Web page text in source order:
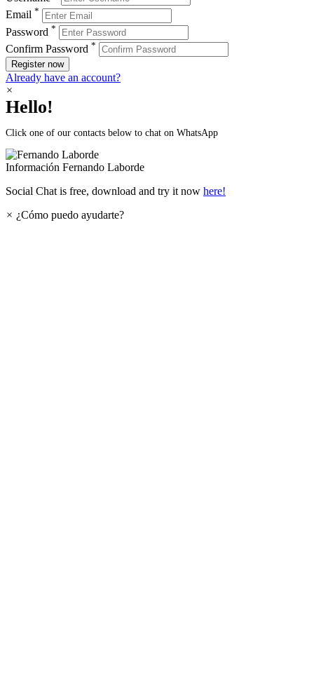
Email *
Password *
Confirm Password *
Register now
Already have an account?
×
Hello!
Click one of our contacts below to chat on WhatsApp
Información Fernando Laborde
Social Chat is free, download and try it now here!
× ¿Cómo puedo ayudarte?